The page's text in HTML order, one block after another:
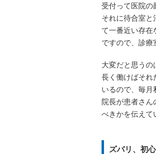
受付って医院の
それに待合室と
て一番近い存在
ですので、診療
大変だと思うの
長く働けばそれ
いるので、毎月
院長が患者さ
べきかを伝えて
ズバリ、初